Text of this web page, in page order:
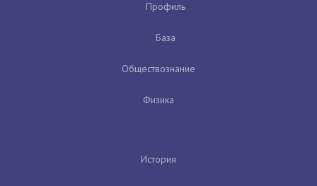
Профиль
База
Обществознание
Физика
История